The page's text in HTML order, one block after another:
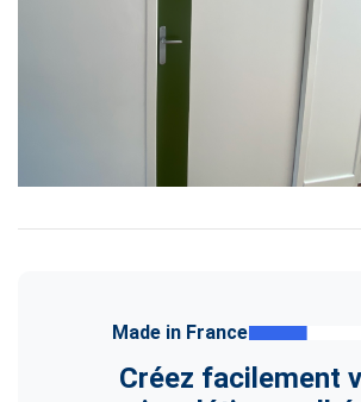
Made in France
Créez facilement